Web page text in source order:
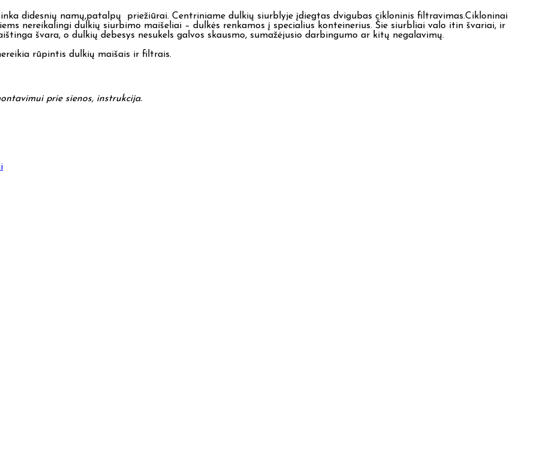
didesnių namų,patalpų priežiūrai. Centriniame dulkių siurblyje įdiegtas dvigubas cikloninis filtravimas.Cikloninai
nereikalingi dulkių siurbimo maišeliai – dulkės renkamos į specialius konteinerius. Šie siurbliai valo itin švariai, ir
švara, o dulkių debesys nesukels galvos skausmo, sumažėjusio darbingumo ar kitų negalavimų.
rūpintis dulkių maišais ir filtrais.
prie sienos, instrukcija.